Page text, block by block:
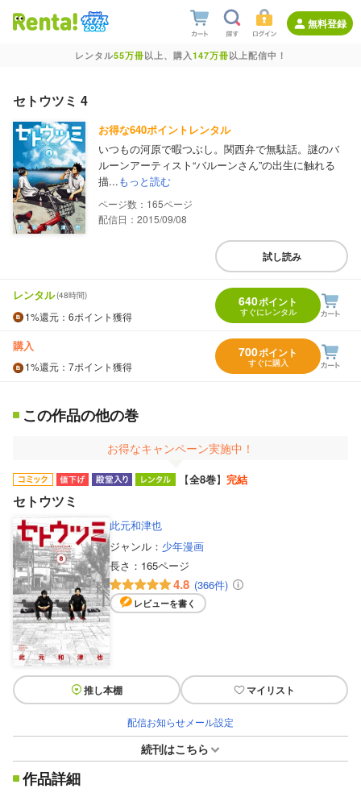
無料登録
レンタル55万冊以上、購入147万冊以上配信中！
セトウツミ 4
お得な640ポイントレンタル
いつもの河原で暇つぶし。関西弁で無駄話。謎のバ
ルーンアーティスト“バルーンさん”の出生に触れる
描...もっと読む
165
配信日：2015/09/08
試し読み
レンタル(48時間)
1%還元 ：6ポイント獲得
640ポイント
すぐにレンタル
購入
1%還元 ：7ポイント獲得
700ポイント
すぐに購入
この作品の他の巻
お得なキャンペーン実施中！
【全8巻】 完結
セトウツミ
此元和津也
ジャンル： 少年漫画
長さ： 165ページ
4.8 (366件)
レビューを書く
推し本棚 マイリスト
配信お知らせメール設定
続刊はこちら
作品詳細